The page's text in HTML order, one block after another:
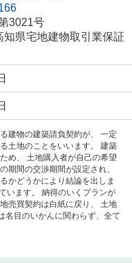
3021号
知県宅地建物取引業保証
建物の建築請負契約が、 一定
土地のことをいいます。 建築
め、 土地購入者が自己の希望
期間の交渉期間が設定され、
かどうかにより結論を出しま
います。 納得のいくプランが
売買契約は白紙に戻り、 土地
名目のいかんに関わらず、全て